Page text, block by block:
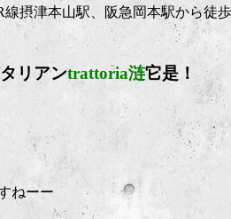
線摂津本山駅、阪急岡本駅から徒
リアンtrattoria涟它是！
ねーー